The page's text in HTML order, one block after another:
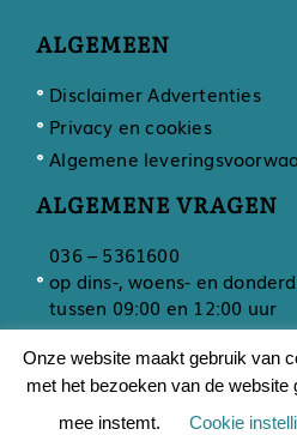
ALGEMEEN
Disclaimer Advertenties
Privacy en cookies
Algemene
ALGEMENE VRAGEN
036 – 5361600
op dins-, woens- en
tussen 09:00 en 12:00 uur
Onze website maakt gebruik van
met het bezoeken van de website
mee instemt.
Cookie